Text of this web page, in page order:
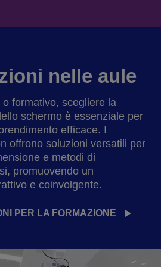
nelle aule
formativo, scegliere la
schermo è essenziale per
efficace. I
offrono soluzioni versatili per
e metodi di
promuovendo un
e coinvolgente.
PER LA FORMAZIONE